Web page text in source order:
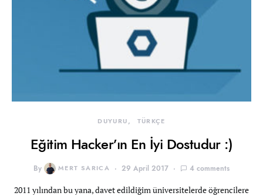
DUYURU TÜRKÇE
Eğitim Hacker’ın En İyi Dostudur :)
By MERT SARICA 29 April 2017 4 comments
2011 yılından bu yana, davet edildiğim üniversitelerde öğrencilere